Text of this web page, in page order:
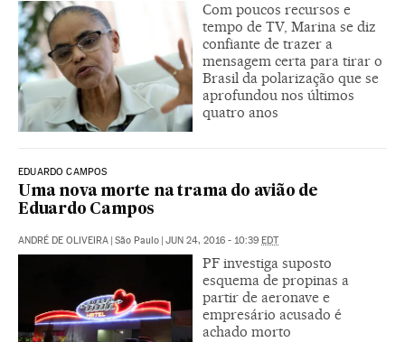
Com poucos recursos e
tempo de TV, Marina se diz
confiante de trazer a
mensagem certa para tirar o
Brasil da polarização que se
aprofundou nos últimos
quatro anos
EDUARDO CAMPOS
Uma nova morte na trama do avião de
Eduardo Campos
ANDRÉ DE OLIVEIRA São Paulo JUN 24, 2016 - 10:39 EDT
PF investiga suposto
esquema de propinas a
partir de aeronave e
empresário acusado é
achado morto